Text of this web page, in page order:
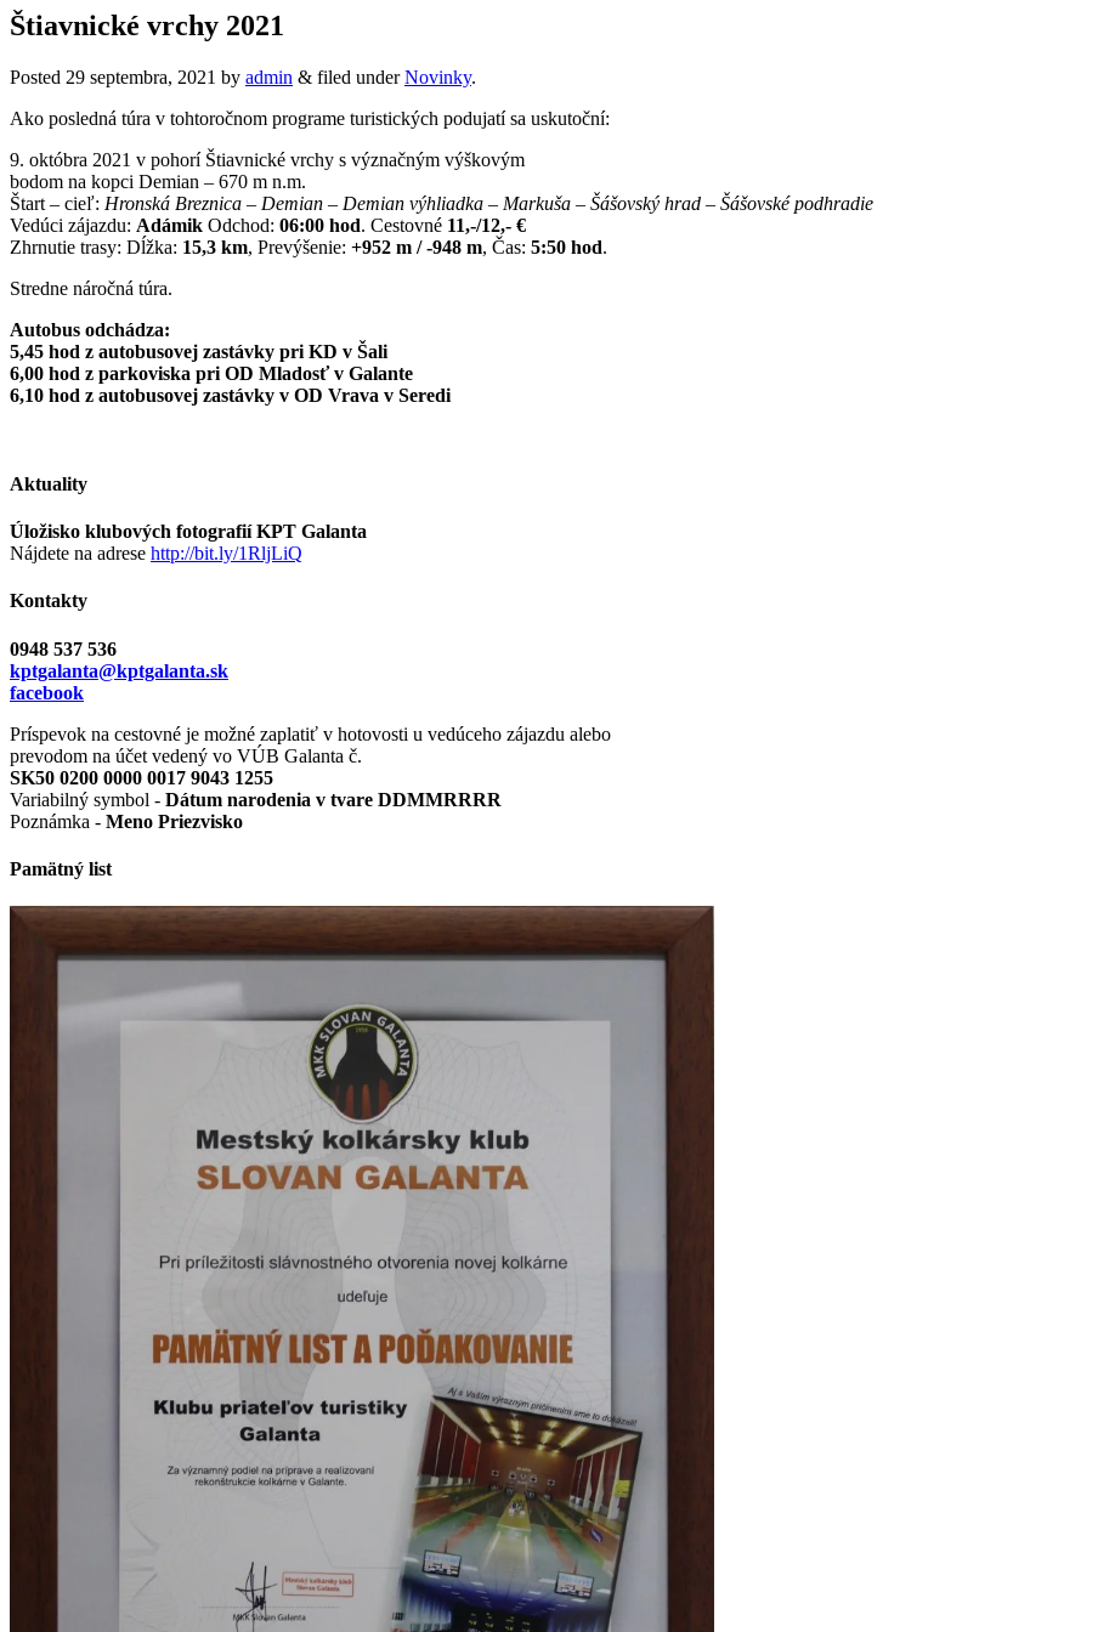
Štiavnické vrchy 2021
Posted 29 septembra, 2021 by admin & filed underNovinky.
Ako posledná túra v tohtoročnom programe turistických podujatí sa uskutoční:
9. októbra 2021 v pohorí Štiavnické vrchy s význačným výškovým
bodom na kopci Demian – 670 m n.m.
Štart – cieľ: Hronská Breznica – Demian – Demian výhliadka – Markuša – Šášovský hrad – Šášovské podhradie
Vedúci zájazdu: Adámik Odchod: 06:00 hod. Cestovné 11,-/12,- €
Zhrnutie trasy: Dĺžka: 15,3 km, Prevýšenie: +952 m / -948 m, Čas: 5:50 hod.
Stredne náročná túra.
Autobus odchádza:
5,45 hod z autobusovej zastávky pri KD v Šali
6,00 hod z parkoviska pri OD Mladosť v Galante
6,10 hod z autobusovej zastávky v OD Vrava v Seredi
Aktuality
Úložisko klubových fotografií KPT Galanta
Nájdete na adrese http://bit.ly/1RljLiQ
Kontakty
0948 537 536
kptgalanta@kptgalanta.sk
facebook
Príspevok na cestovné je možné zaplatiť v hotovosti u vedúceho zájazdu alebo
prevodom na účet vedený vo VÚB Galanta č.
SK50 0200 0000 0017 9043 1255
Variabilný symbol - Dátum narodenia v tvare DDMMRRRR
Poznámka - Meno Priezvisko
Pamätný list